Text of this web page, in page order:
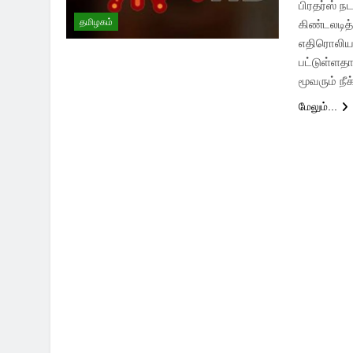
தமிழகம்
பிரதர்ஸ்
மூவரும்
மேலும்...